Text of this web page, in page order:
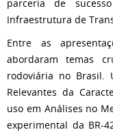
parceria de
Infraestrutura de
Entre as
abordaram temas
rodoviária no Brasil.
Relevantes da
uso em Análises no
experimental da BR-